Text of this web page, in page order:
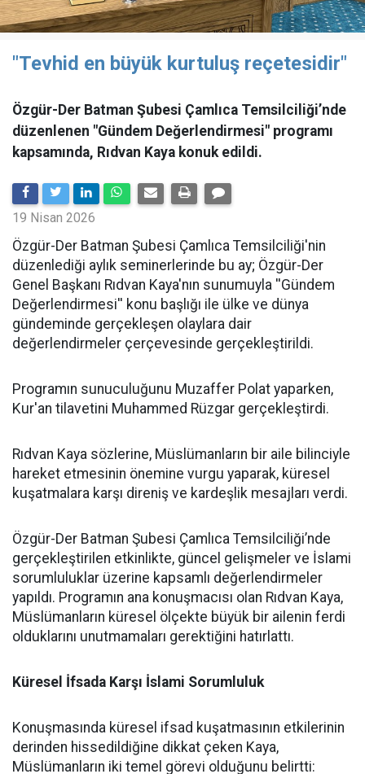
"Tevhid en büyük kurtuluş reçetesidir"
Özgür-Der Batman Şubesi Çamlıca Temsilciliği’nde
düzenlenen "Gündem Değerlendirmesi" programı
kapsamında, Rıdvan Kaya konuk edildi.
19 Nisan 2026
​Özgür-Der Batman Şubesi Çamlıca Temsilciliği'nin
düzenlediği aylık seminerlerinde bu ay; Özgür-Der
Genel Başkanı Rıdvan Kaya'nın sunumuyla ''Gündem
Değerlendirmesi'' konu başlığı ile ülke ve dünya
gündeminde gerçekleşen olaylara dair
değerlendirmeler çerçevesinde gerçekleştirildi.
Programın sunuculuğunu Muzaffer Polat yaparken,
Kur'an tilavetini Muhammed Rüzgar gerçekleştirdi.
Rıdvan Kaya sözlerine, Müslümanların bir aile bilinciyle
hareket etmesinin önemine vurgu yaparak, küresel
kuşatmalara karşı direniş ve kardeşlik mesajları verdi.
Özgür-Der Batman Şubesi Çamlıca Temsilciliği’nde
gerçekleştirilen etkinlikte, güncel gelişmeler ve İslami
sorumluluklar üzerine kapsamlı değerlendirmeler
yapıldı. Programın ana konuşmacısı olan Rıdvan Kaya,
Müslümanların küresel ölçekte büyük bir ailenin ferdi
olduklarını unutmamaları gerektiğini hatırlattı.
Küresel İfsada Karşı İslami Sorumluluk
Konuşmasında küresel ifsad kuşatmasının etkilerinin
derinden hissedildiğine dikkat çeken Kaya,
Müslümanların iki temel görevi olduğunu belirtti: